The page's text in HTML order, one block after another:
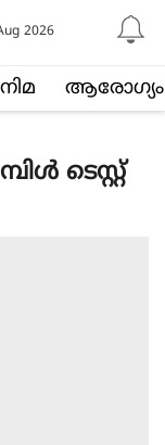
ആരോഗ്യം
2026
ടെസ്റ്റ്